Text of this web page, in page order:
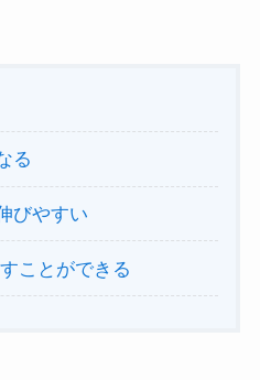
る
びやすい
ことができる